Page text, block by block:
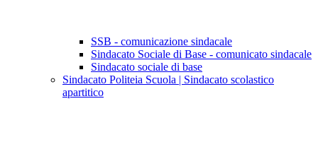
SSB - comunicazione sindacale
Sindacato Sociale di Base - comunicato sindacale
Sindacato sociale di base
Sindacato Politeia Scuola | Sindacato scolastico
apartitico